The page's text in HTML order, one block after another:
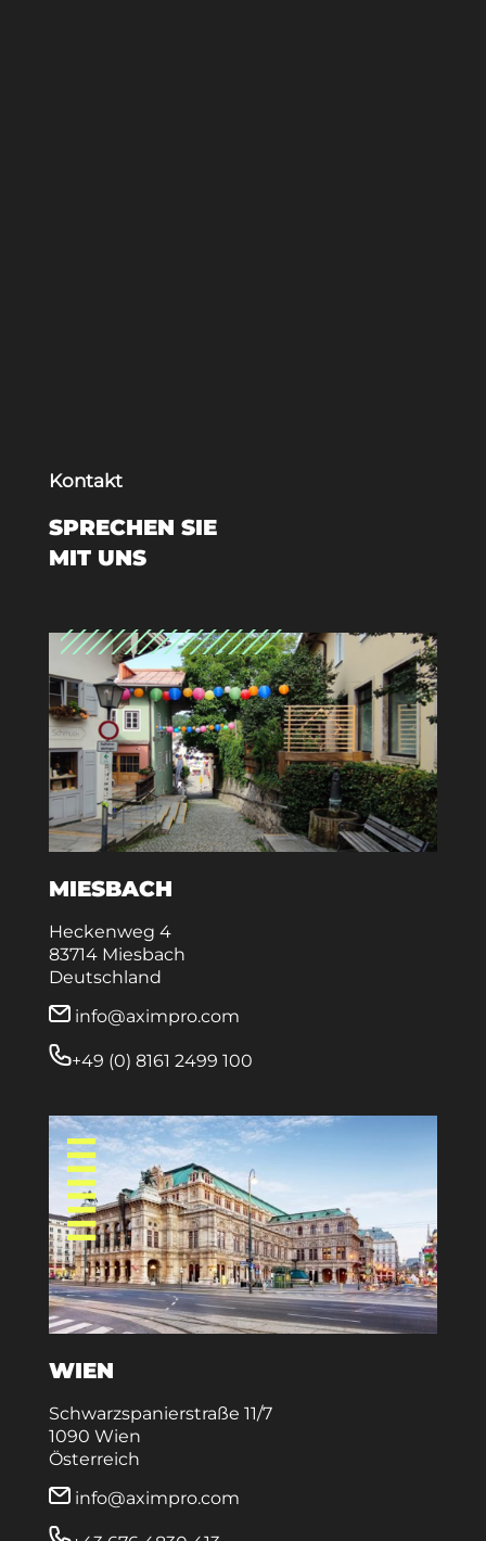
Kontakt
SPRECHEN SIE
MIT UNS
MIESBACH
Heckenweg 4
83714 Miesbach
Deutschland
info@aximpro.com
+49 (0) 8161 2499 100
WIEN
Schwarzspanierstraße 11/7
1090 Wien
Österreich
info@aximpro.com